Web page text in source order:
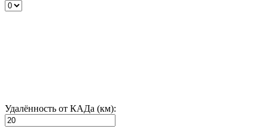
Удалённость от КАДа (км):